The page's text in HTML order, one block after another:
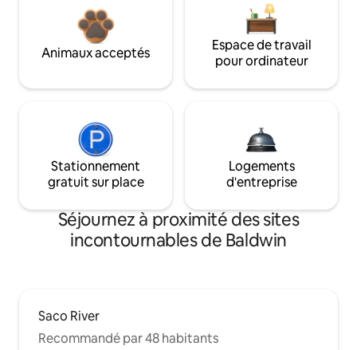
Animaux acceptés
Espace de travail
pour ordinateur
Stationnement
gratuit sur place
Logements
d'entreprise
Séjournez à proximité des sites
incontournables de Baldwin
Saco River
Recommandé par 48 habitants